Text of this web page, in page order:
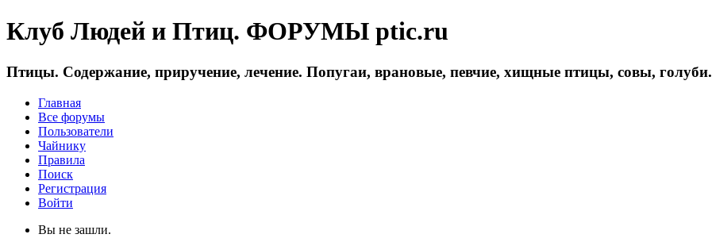
Клуб Людей и Птиц. ФОРУМЫ ptic.ru
Птицы. Содержание, приручение, лечение. Попугаи, врановые, певчие, хищные птицы, совы, голуби.
Главная
Все форумы
Пользователи
Чайнику
Правила
Поиск
Регистрация
Войти
Вы не зашли.